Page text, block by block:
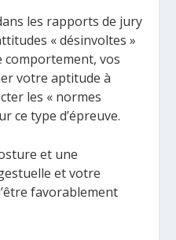
les rapports de jury
« désinvoltes »
comportement, vos
votre aptitude à
les « normes
ce type d’épreuve.
et une
et votre
favorablement